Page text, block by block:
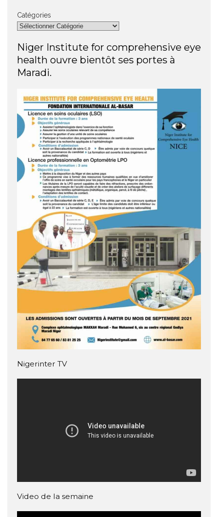
Catégories
Niger Institute for comprehensive eye
health ouvre bientôt ses portes à
Maradi.
Nigerinter TV
Video de la semaine